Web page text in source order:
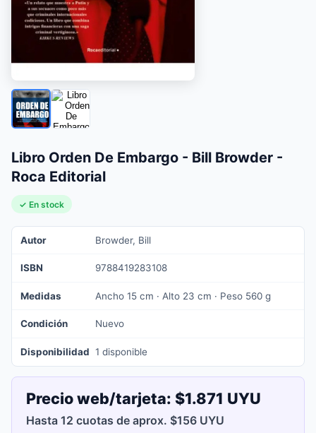
Libro Orden De Embargo - Bill Browder -
Roca Editorial
✓ En stock
Autor Browder, Bill
ISBN 9788419283108
Medidas Ancho 15 cm · Alto 23 cm · Peso 560 g
Condición Nuevo
Disponibilidad 1 disponible
Precio web/tarjeta: $1.871 UYU
Hasta 12 cuotas de aprox. $156 UYU